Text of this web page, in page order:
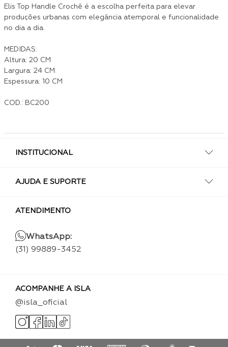
Elis Top Handle Crochê é a escolha perfeita para elevar
produções urbanas com elegância atemporal e funcionalidade
no dia a dia.
MEDIDAS:
Altura: 20 CM
Largura: 24 CM
Espessura: 10 CM
COD.: BC200
INSTITUCIONAL
AJUDA E SUPORTE
ATENDIMENTO
WhatsApp:
(31) 99889-3452
ACOMPANHE A ISLA
@isla_oficial